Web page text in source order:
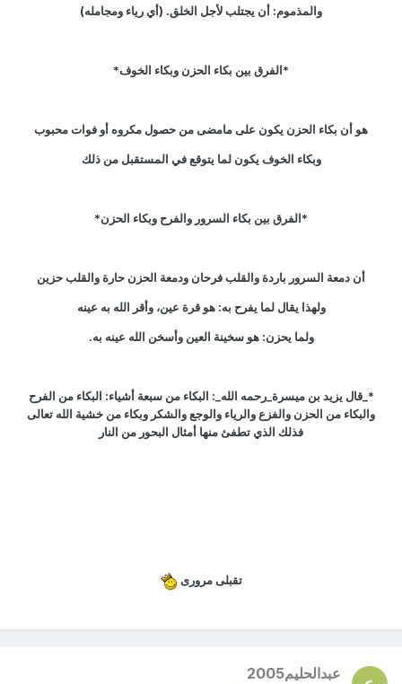
والمذموم: أن يجتلب لأجل الخلق. (أي رياء ومجامله)
*الفرق بين بكاء الحزن وبكاء الخوف*
هو أن بكاء الحزن يكون على مامضى من حصول مكروه أو فوات محبوب
وبكاء الخوف يكون لما يتوقع في المستقبل من ذلك
*الفرق بين بكاء السرور والفرح وبكاء الحزن*
أن دمعة السرور باردة والقلب فرحان ودمعة الحزن حارة والقلب حزين
ولهذا يقال لما يفرح به: هو قرة عين، وأقر الله به عينه
ولما يحزن: هو سخينة العين وأسخن الله عينه به.
*_قال يزيد بن ميسرة_رحمه الله_: البكاء من سبعة أشياء: البكاء من الفرح
والبكاء من الحزن والفزع والرياء والوجع والشكر وبكاء من خشية الله تعالى
فذلك الذي تطفئ منها أمثال البحور من النار
تقبلى مرورى
عبدالحليم2005